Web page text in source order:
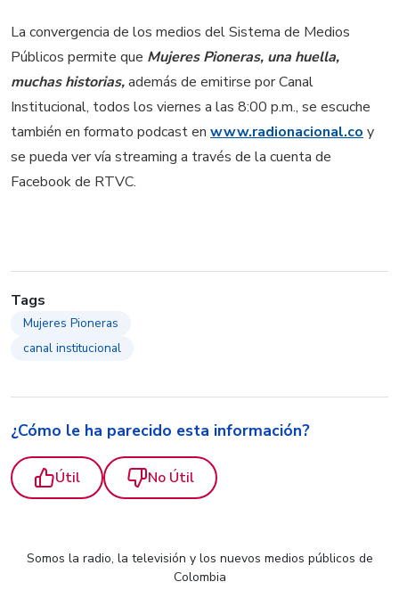
La convergencia de los medios del Sistema de Medios
Públicos permite que Mujeres Pioneras, una huella,
muchas historias,además de emitirse por Canal
Institucional, todos los viernes a las 8:00 p.m., se escuche
también en formato podcast en www.radionacional.coy
se pueda ver vía streaming a través de la cuenta de
Facebook de RTVC.
Tags
Mujeres Pioneras
canal institucional
¿Cómo le ha parecido esta información?
Útil No Útil
Somos la radio, la televisión y los nuevos medios públicos de
Colombia